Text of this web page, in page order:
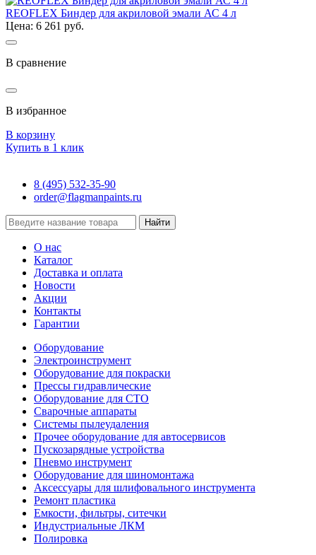
REOFLEX Биндер для акриловой эмали АС 4 л
Цена: 6 261 руб.
В сравнение
В избранное
В корзину
Купить в 1 клик
8 (495) 532-35-90
order@flagmanpaints.ru
Найти
О нас
Каталог
Доставка и оплата
Новости
Акции
Контакты
Гарантии
Оборудование
Электроинструмент
Оборудование для покраски
Прессы гидравлические
Оборудование для СТО
Сварочные аппараты
Системы пылеудаления
Прочее оборудование для автосервисов
Пускозарядные устройства
Пневмо инструмент
Оборудование для шиномонтажа
Аксессуары для шлифовального инструмента
Ремонт пластика
Емкости, фильтры, ситечки
Индустриальные ЛКМ
Полировка